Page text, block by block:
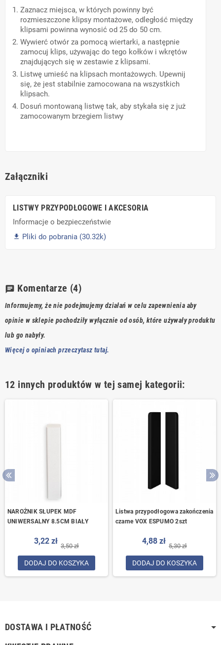
Zaznacz miejsca, w których powinny być
rozmieszczone klipsy montażowe, odległość między
klipsami powinna wynosić od 25 do 50 cm.
Wywierć otwór za pomocą wiertarki, a następnie
zamocuj klips, używając do tego kołków i wkrętów
znajdujących się w zestawie z klipsami.
Listwę umieść na klipsach montażowych. Upewnij
się, że jest stabilnie zamocowana na wszystkich
klipsach.
Dosuń montowaną listwę tak, aby stykała się z już
zamocowanym brzegiem listwy
Załączniki
LISTWY PRZYPODŁOGOWE I AKCESORIA
Informacje o bezpieczeństwie
 Pliki do pobrania (30.32k)
chat Komentarze (4)
Informujemy, że nie podejmujemy działań w celu zapewnienia aby
opinie w sklepie pochodziły wyłącznie od osób, które używały produktu
lub go nabyły.
Więcej o opiniach przeczytasz tutaj.
12 innych produktów w tej samej kategorii:
NAROŻNIK SŁUPEK MDF
UNIWERSALNY 8.5CM BIAŁY
3,22 zł
3,50 zł
DODAJ DO KOSZYKA
Listwa przypodłogowa zakończenia
czarne VOX ESPUMO 2szt
4,88 zł
5,30 zł
DODAJ DO KOSZYKA
DOSTAWA I PŁATNOŚĆ